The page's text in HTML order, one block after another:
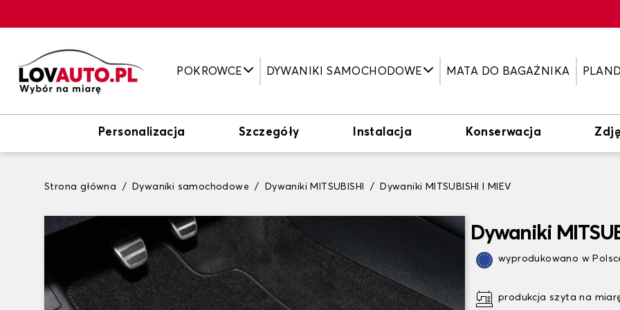
POKROWCE DYWANIKI SAMOCHODOWE MATA DO BAGAŻNIKA
Personalizacja Szczegóły Instalacja Konserwacja
Strona główna Dywaniki samochodowe Dywaniki MITSUBISHI Dywaniki MITSUBISHI I MIEV
Dywaniki
wyprodukowano w
produkcja szyta na